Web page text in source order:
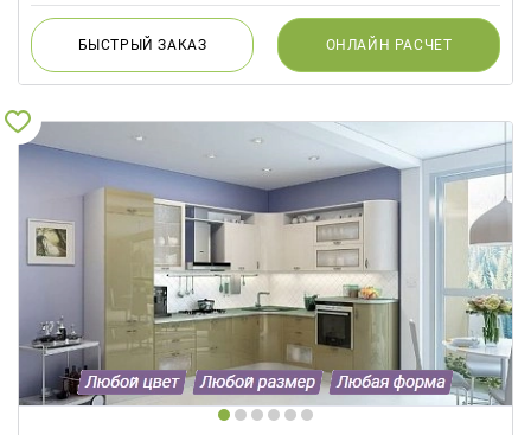
БЫСТРЫЙЗАКАЗ ОНЛАЙН РАСЧЕТ